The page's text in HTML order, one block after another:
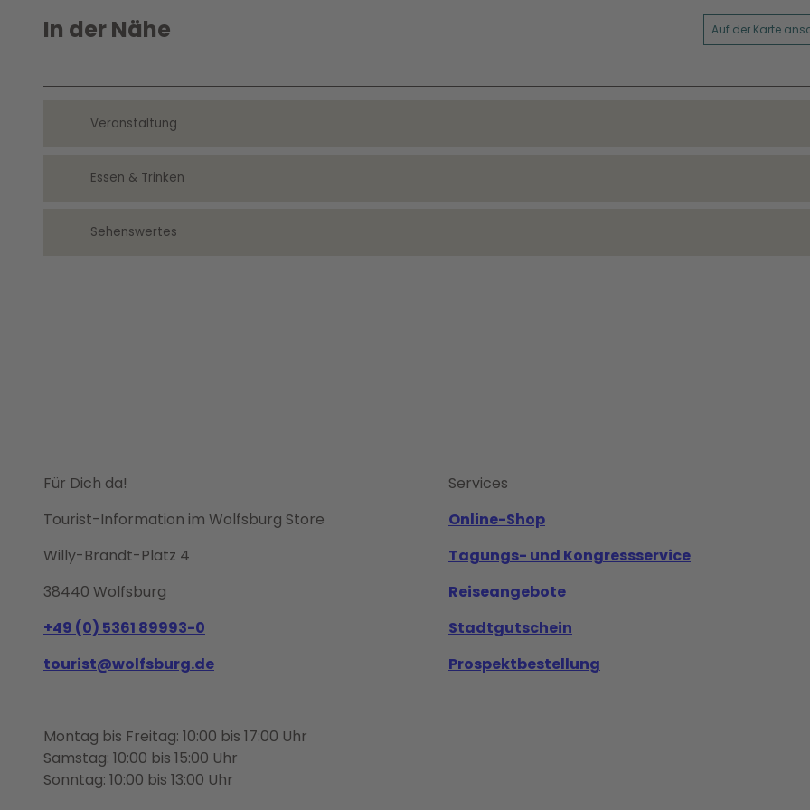
In der Nähe Auf der Karte
Veranstaltung
Essen & Trinken
Sehenswertes
Für Dich da!
Tourist-Information im Wolfsburg Store
Willy-Brandt-Platz 4
38440 Wolfsburg
+49 (0) 5361 89993-0
tourist@wolfsburg.de
Montag bis Freitag: 10:00 bis 17:00 Uhr
Samstag: 10:00 bis 15:00 Uhr
Sonntag: 10:00 bis 13:00 Uhr
Services
Online-Shop
Tagungs- und Kongressservice
Reiseangebote
Stadtgutschein
Prospektbestellung